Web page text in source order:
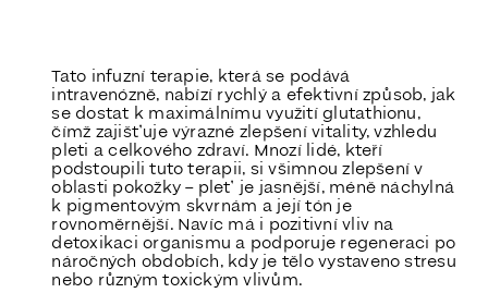
Tato infuzní terapie, která se podává
intravenózně, nabízí rychlý a efektivní způsob, jak
se dostat k maximálnímu využití glutathionu,
čímž zajišťujevýrazné zlepšení vitality, vzhledu
pleti a celkového zdraví. Mnozí lidé, kteří
podstoupili tuto terapii, si všimnou zlepšení v
oblasti pokožky – pleť je jasnější, méně náchylná
k pigmentovým skvrnám a její tón je
rovnoměrnější. Navíc má i pozitivní vliv na
detoxikaci organismu a podporuje regeneraci po
náročných obdobích, kdy je tělo vystaveno stresu
nebo různým toxickým vlivům.